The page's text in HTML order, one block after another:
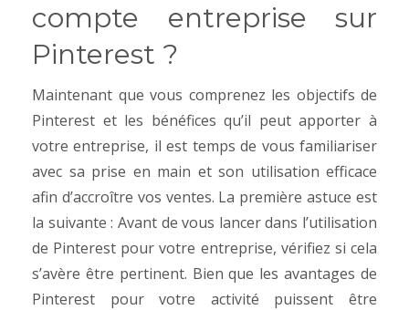
compte entreprise sur
Pinterest ?
Maintenant que vous comprenez les objectifs de
Pinterest et les bénéfices qu’il peut apporter à
votre entreprise, il est temps de vous familiariser
avec sa prise en main et son utilisation efficace
afin d’accroître vos ventes. La première astuce est
la suivante : Avant de vous lancer dans l’utilisation
de Pinterest pour votre entreprise, vérifiez si cela
s’avère être pertinent. Bien que les avantages de
Pinterest pour votre activité puissent être